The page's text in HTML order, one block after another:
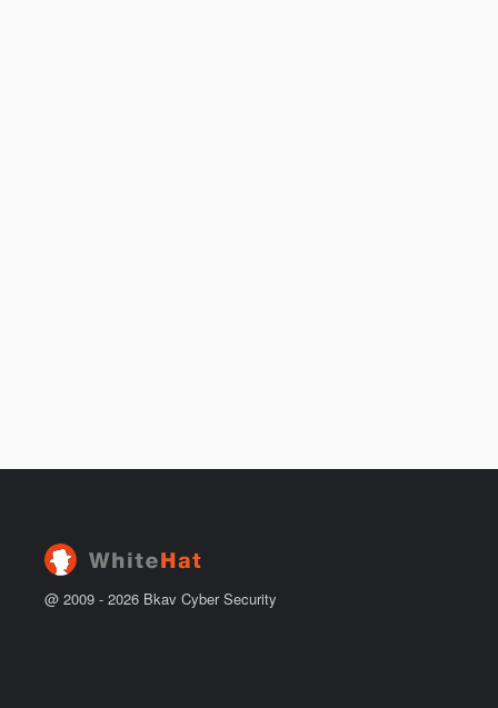
@ 2009 - 2026 Bkav Cyber Security